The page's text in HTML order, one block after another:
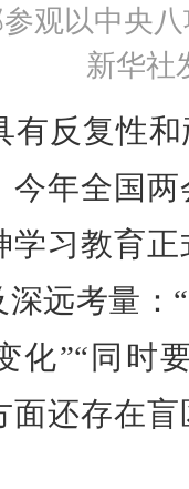
观以中央
新华社
有反复性
今年全国
学习教育
远考量：
化”“同时
面还存在